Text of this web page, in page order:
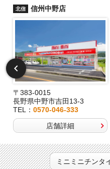
北信 信州中野店
〒383-0015
長野県中野市吉田13-3
TEL： 0570-046-333
店舗詳細
ミニミニチンタ